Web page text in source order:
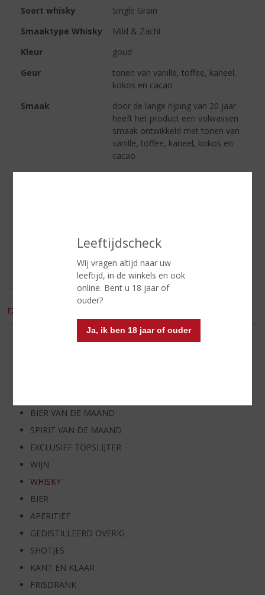
Leeftijdscheck
Wij vragen altijd naar uw
leeftijd, in de winkels en ook
online. Bent u 18 jaar of
ouder?
Ja, ik ben 18 jaar of ouder
Soort whisky
Single Grain
Smaaktype Whisky
Mild & Zacht
Kleur
goud
Geur
tonen van vanille, toffee, kaneel,
kokos en cacao
Smaak
door de lange rijping van 20 jaar
heeft het product een volwassen
smaak ontwikkeld met tonen van
vanille, toffee, kaneel, kokos en
cacao
Schrijf een review
Er zijn nog geen reviews geplaatst voor dit product
EXCL. BTW
AANBIEDINGEN
BIER VAN DE MAAND
SPIRIT VAN DE MAAND
EXCLUSIEF TOPSLIJTER
WIJN
WHISKY
BIER
APERITIEF
GEDISTILLEERD OVERIG
SHOTJES
KANT EN KLAAR
FRISDRANK